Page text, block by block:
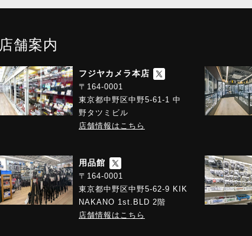
店舗案内
フジヤカメラ本店
〒164-0001
東京都中野区中野5-61-1 中
野タツミビル
店舗情報はこちら
用品館
〒164-0001
東京都中野区中野5-62-9 KIK
NAKANO 1st.BLD 2階
店舗情報はこちら